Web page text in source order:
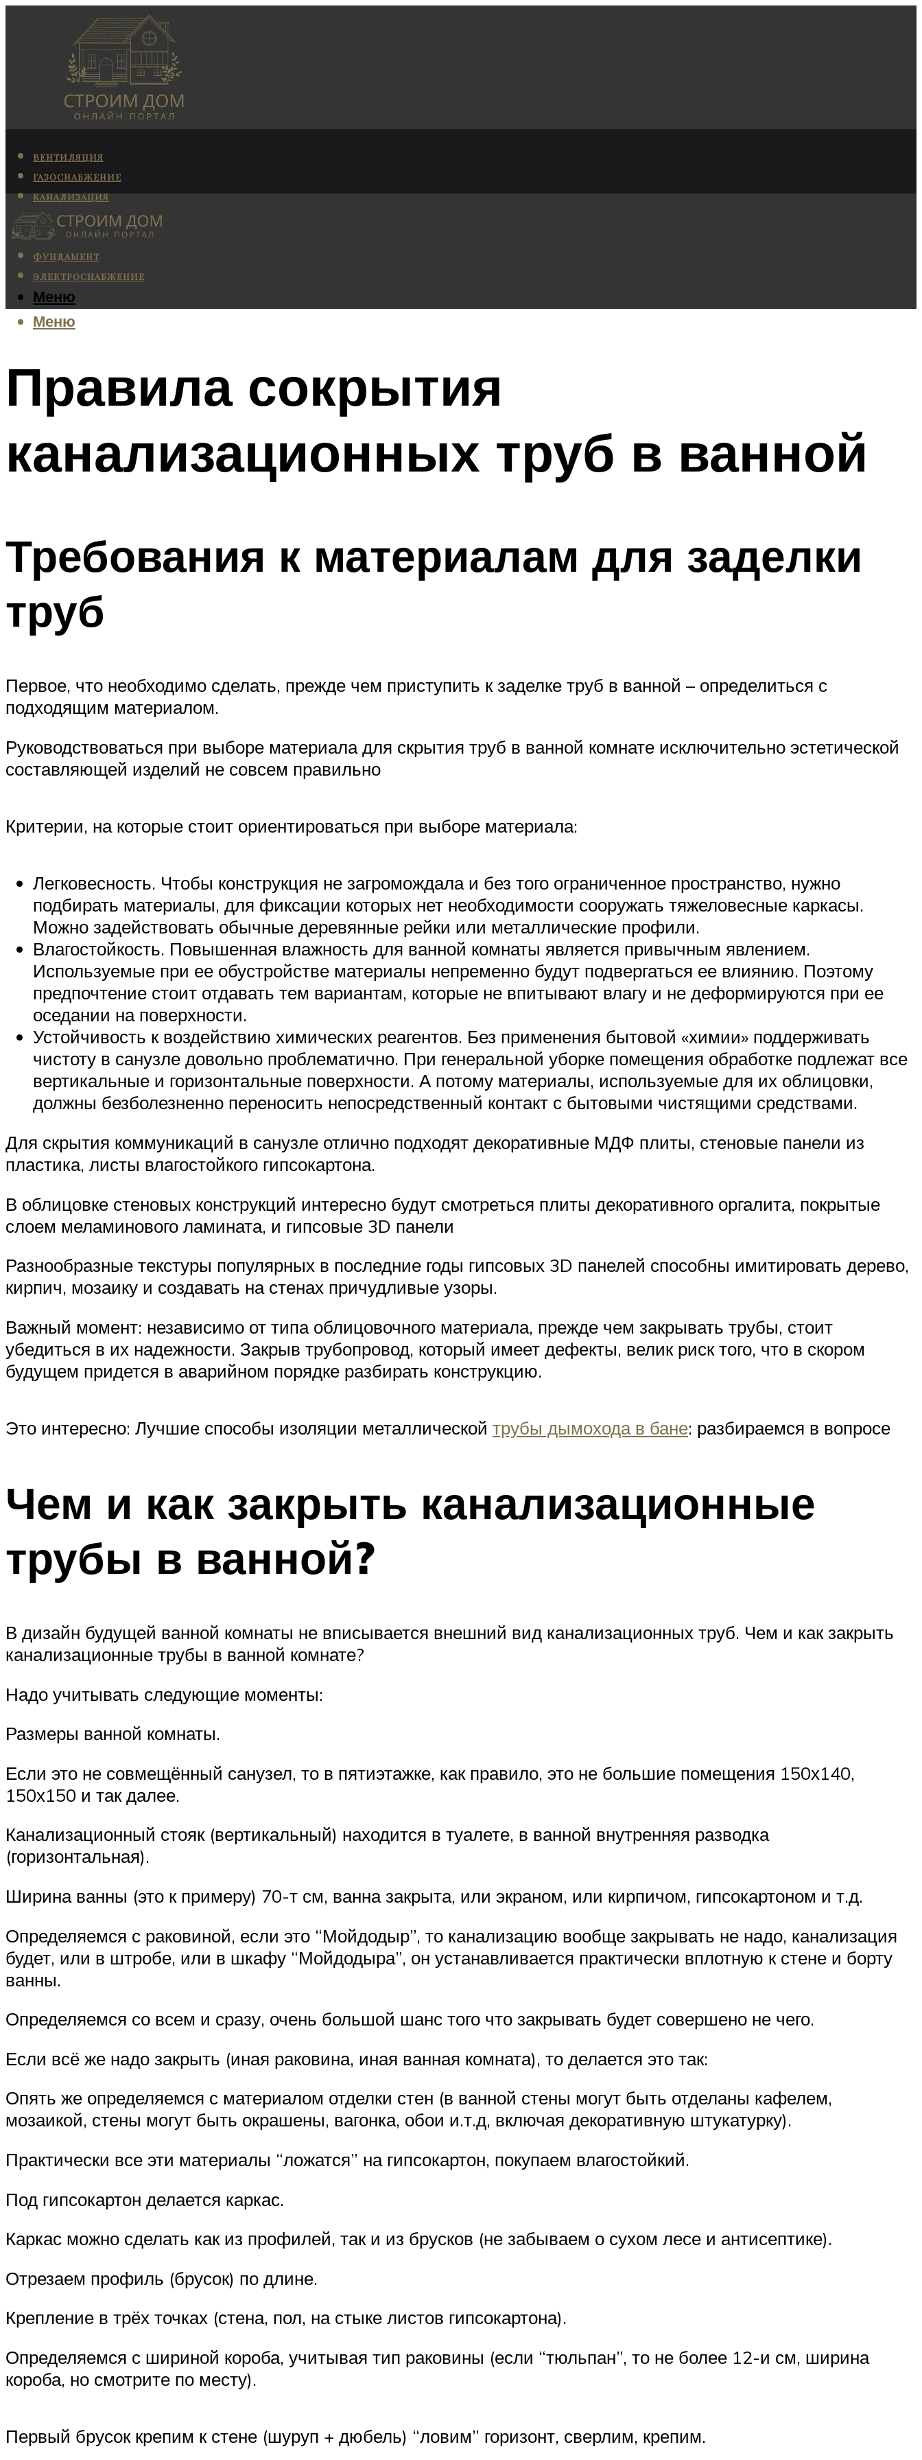
ВЕНТИЛЯЦИЯ
ГАЗОСНАБЖЕНИЕ
КАНАЛИЗАЦИЯ
КОНДИЦИОНИРОВАНИЕ
ОТОПЛЕНИЕ
ФУНДАМЕНТ
ЭЛЕКТРОСНАБЖЕНИЕ
Меню
Меню
Правила сокрытия
канализационных труб в ванной
Требования к материалам для заделки
труб
Первое, что необходимо сделать, прежде чем приступить к заделке труб в ванной – определиться с
подходящим материалом.
Руководствоваться при выборе материала для скрытия труб в ванной комнате исключительно эстетической
составляющей изделий не совсем правильно
Критерии, на которые стоит ориентироваться при выборе материала:
Легковесность. Чтобы конструкция не загромождала и без того ограниченное пространство, нужно
подбирать материалы, для фиксации которых нет необходимости сооружать тяжеловесные каркасы.
Можно задействовать обычные деревянные рейки или металлические профили.
Влагостойкость. Повышенная влажность для ванной комнаты является привычным явлением.
Используемые при ее обустройстве материалы непременно будут подвергаться ее влиянию. Поэтому
предпочтение стоит отдавать тем вариантам, которые не впитывают влагу и не деформируются при ее
оседании на поверхности.
Устойчивость к воздействию химических реагентов. Без применения бытовой «химии» поддерживать
чистоту в санузле довольно проблематично. При генеральной уборке помещения обработке подлежат все
вертикальные и горизонтальные поверхности. А потому материалы, используемые для их облицовки,
должны безболезненно переносить непосредственный контакт с бытовыми чистящими средствами.
Для скрытия коммуникаций в санузле отлично подходят декоративные МДФ плиты, стеновые панели из
пластика, листы влагостойкого гипсокартона.
В облицовке стеновых конструкций интересно будут смотреться плиты декоративного оргалита, покрытые
слоем меламинового ламината, и гипсовые 3D панели
Разнообразные текстуры популярных в последние годы гипсовых 3D панелей способны имитировать дерево,
кирпич, мозаику и создавать на стенах причудливые узоры.
Важный момент: независимо от типа облицовочного материала, прежде чем закрывать трубы, стоит
убедиться в их надежности. Закрыв трубопровод, который имеет дефекты, велик риск того, что в скором
будущем придется в аварийном порядке разбирать конструкцию.
Это интересно: Лучшие способы изоляции металлической трубы дымохода в бане: разбираемся в вопросе
Чем и как закрыть канализационные
трубы в ванной?
В дизайн будущей ванной комнаты не вписывается внешний вид канализационных труб. Чем и как закрыть
канализационные трубы в ванной комнате?
Надо учитывать следующие моменты:
Размеры ванной комнаты.
Если это не совмещённый санузел, то в пятиэтажке, как правило, это не большие помещения 150х140,
150х150 и так далее.
Канализационный стояк (вертикальный) находится в туалете, в ванной внутренняя разводка
(горизонтальная).
Ширина ванны (это к примеру) 70-т см, ванна закрыта, или экраном, или кирпичом, гипсокартоном и т.д.
Определяемся с раковиной, если это “Мойдодыр”, то канализацию вообще закрывать не надо, канализация
будет, или в штробе, или в шкафу “Мойдодыра”, он устанавливается практически вплотную к стене и борту
ванны.
Определяемся со всем и сразу, очень большой шанс того что закрывать будет совершено не чего.
Если всё же надо закрыть (иная раковина, иная ванная комната), то делается это так:
Опять же определяемся с материалом отделки стен (в ванной стены могут быть отделаны кафелем,
мозаикой, стены могут быть окрашены, вагонка, обои и.т.д, включая декоративную штукатурку).
Практически все эти материалы “ложатся” на гипсокартон, покупаем влагостойкий.
Под гипсокартон делается каркас.
Каркас можно сделать как из профилей, так и из брусков (не забываем о сухом лесе и антисептике).
Отрезаем профиль (брусок) по длине.
Крепление в трёх точках (стена, пол, на стыке листов гипсокартона).
Определяемся с шириной короба, учитывая тип раковины (если “тюльпан”, то не более 12-и см, ширина
короба, но смотрите по месту).
Первый брусок крепим к стене (шуруп + дюбель) “ловим” горизонт, сверлим, крепим.